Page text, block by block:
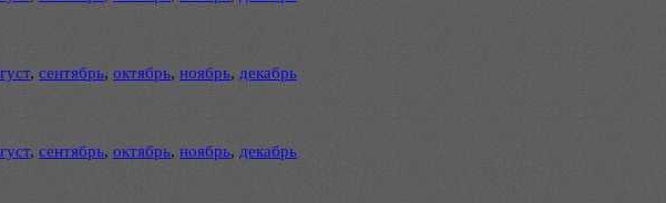
, сентябрь, октябрь, ноябрь, декабрь
, сентябрь, октябрь, ноябрь, декабрь